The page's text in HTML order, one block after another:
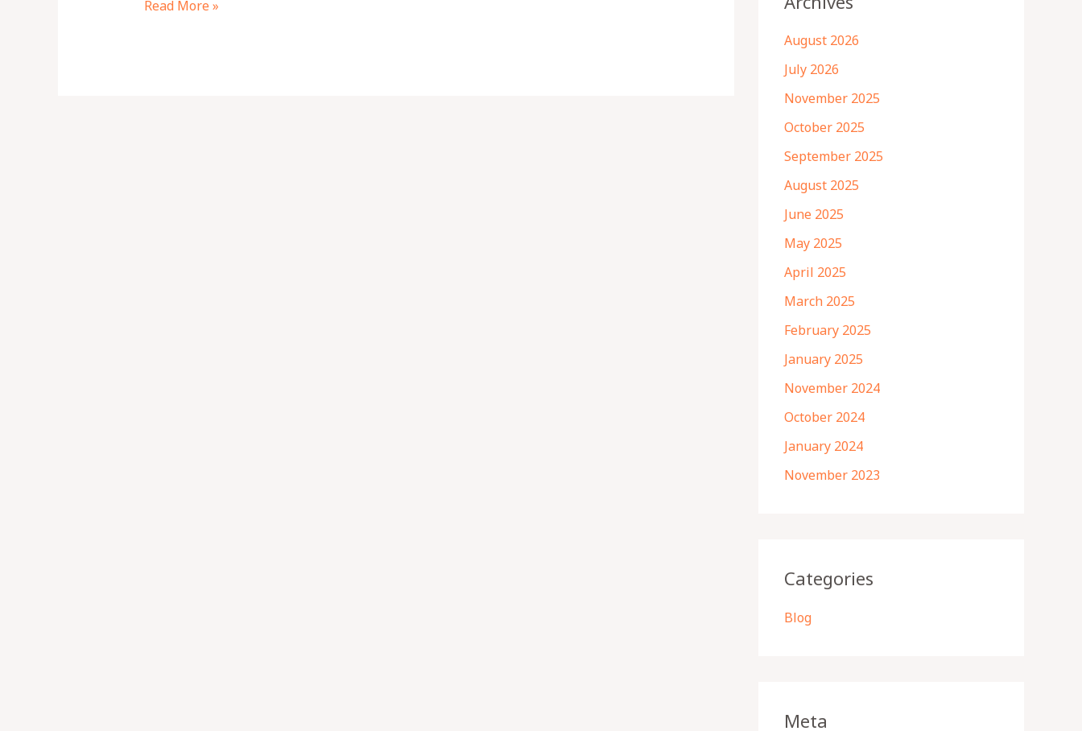
Read More »
August 2026
July 2026
November 2025
October 2025
September 2025
August 2025
June 2025
May 2025
April 2025
March 2025
February 2025
January 2025
November 2024
October 2024
January 2024
November 2023
Categories
Blog
Meta